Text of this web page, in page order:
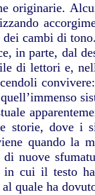
originarie.
dei cambi di
in parte, dal
di lettori e,
storie, dove i
quando la
nuove
in cui il testo
quale ha